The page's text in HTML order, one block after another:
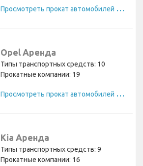
П
росмотреть прокат автомобилей Renault
Opel Аренда
Типы транспортных средств: 10
Прокатные компании: 19
П
росмотреть прокат автомобилей Opel
Kia Аренда
Типы транспортных средств: 9
Прокатные компании: 16